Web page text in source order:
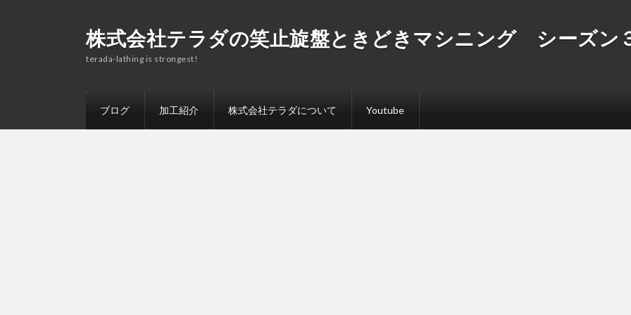
株式会社テラダの笑止旋盤ときどきマシニング シーズン
terada-lathing is strongest!
ブログ 加工紹介 株式会社テラダについて Youtube